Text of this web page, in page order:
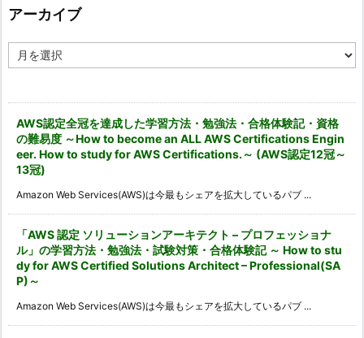
ー
アーカイブ
ー
AWS認定全冠を達成した学習方法・勉強法・合格体験記・資格
の難易度 ～How to become an ALL AWS Certifications Engin
eer. How to study for AWS Certifications.～ (AWS認定12冠～
13冠)
Amazon Web Services(AWS)は今最もシェアを拡大しているパブ ...
「AWS 認定 ソリューションアーキテクト – プロフェッショナ
ル」の学習方法・勉強法・試験対策・合格体験記 ～ How to stu
dy for AWS Certified Solutions Architect – Professional(SA
P)～
Amazon Web Services(AWS)は今最もシェアを拡大しているパブ ...